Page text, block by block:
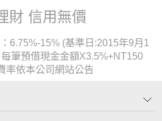
財 信用無價
6.75%-15% (基準日:2015年9月1
筆預借現金金額X3.5%+NT150
率依本公司網站公告